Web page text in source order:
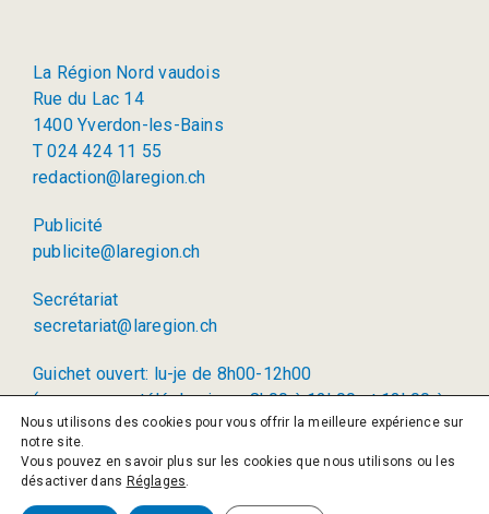
La Région Nord vaudois
Rue du Lac 14
1400 Yverdon-les-Bains
T 024 424 11 55
redaction@laregion.ch
Publicité
publicite@laregion.ch
Secrétariat
secretariat@laregion.ch
Guichet ouvert: lu-je de 8h00-12h00
(permanence téléphonique: 8h00 à 12h00 et 13h00 à
17h00)
© 2026 La Région SA
Nous utilisons des cookies pour vous offrir la meilleure expérience sur
notre site.
Vous pouvez en savoir plus sur les cookies que nous utilisons ou les
désactiver dans Réglages.